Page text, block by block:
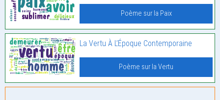
Poème sur la Paix
La Vertu À L’Époque Contemporaine
Poème sur la Vertu